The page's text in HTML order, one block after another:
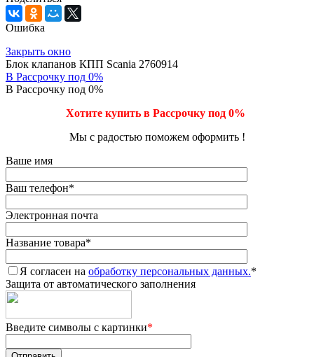
Ошибка
Закрыть окно
Блок клапанов КПП Scania 2760914
В Рассрочку под 0%
В Рассрочку под 0%
Хотите купить в Рассрочку под 0%
Мы с радостью поможем оформить !
Ваше имя
Ваш телефон*
Электронная почта
Название товара*
Я согласен на обработку персональных данных.*
Защита от автоматического заполнения
Введите символы с картинки*